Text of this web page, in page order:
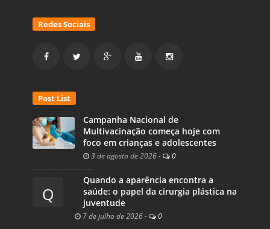
Redes Sociais
Post List
Campanha Nacional de
Multivacinação começa hoje com
foco em crianças e adolescentes
3 de agosto de 2026 - 0
Q
Quando a aparência encontra a
saúde: o papel da cirurgia plástica na
juventude
7 de julho de 2026 - 0